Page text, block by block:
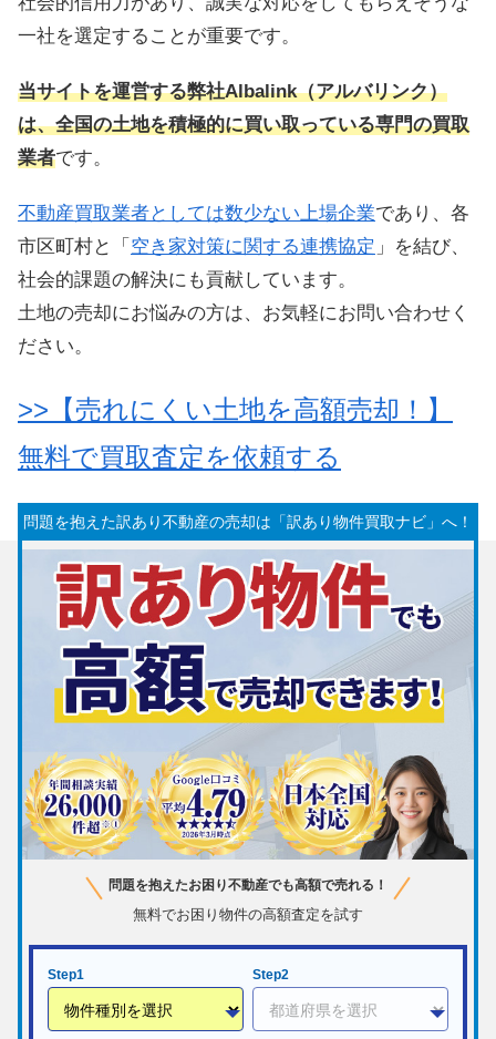
一社を選定することが重要です。
当サイトを運営する弊社Albalink（アルバリンク）
は、全国の土地を積極的に買い取っている専門の買取
業者です。
不動産買取業者としては数少ない上場企業であり、各
市区町村と「 空き家対策に関する連携協定 」を結び、
社会的課題の解決にも貢献しています。
土地の売却にお悩みの方は、お気軽にお問い合わせく
ださい。
>>【売れにくい土地を高額売却！】
無料で買取査定を依頼する
問題を抱えた訳あり不動産の売却は「訳あり物件買取ナビ」へ！
問題を抱えたお困り不動産でも高額で売れる！
無料でお困り物件の高額査定を試す
Step1 Step2